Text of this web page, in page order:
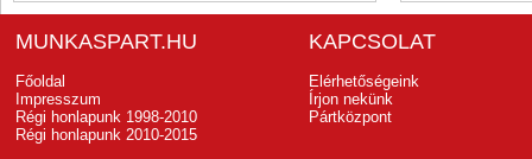
MUNKASPART.HU
Főoldal
Impresszum
Régi honlapunk 1998-2010
Régi honlapunk 2010-2015
KAPCSOLAT
Elérhetőségeink
Írjon nekünk
Pártközpont